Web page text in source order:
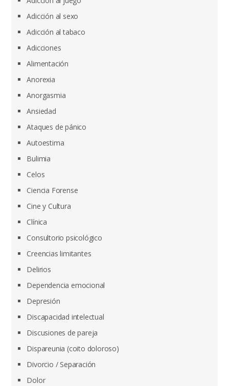
Adicción al sexo
Adicción al tabaco
Adicciones
Alimentación
Anorexia
Anorgasmia
Ansiedad
Ataques de pánico
Autoestima
Bulimia
Celos
Ciencia Forense
Cine y Cultura
Clínica
Consultorio psicológico
Creencias limitantes
Delirios
Dependencia emocional
Depresión
Discapacidad intelectual
Discusiones de pareja
Dispareunia (coito doloroso)
Divorcio / Separación
Dolor